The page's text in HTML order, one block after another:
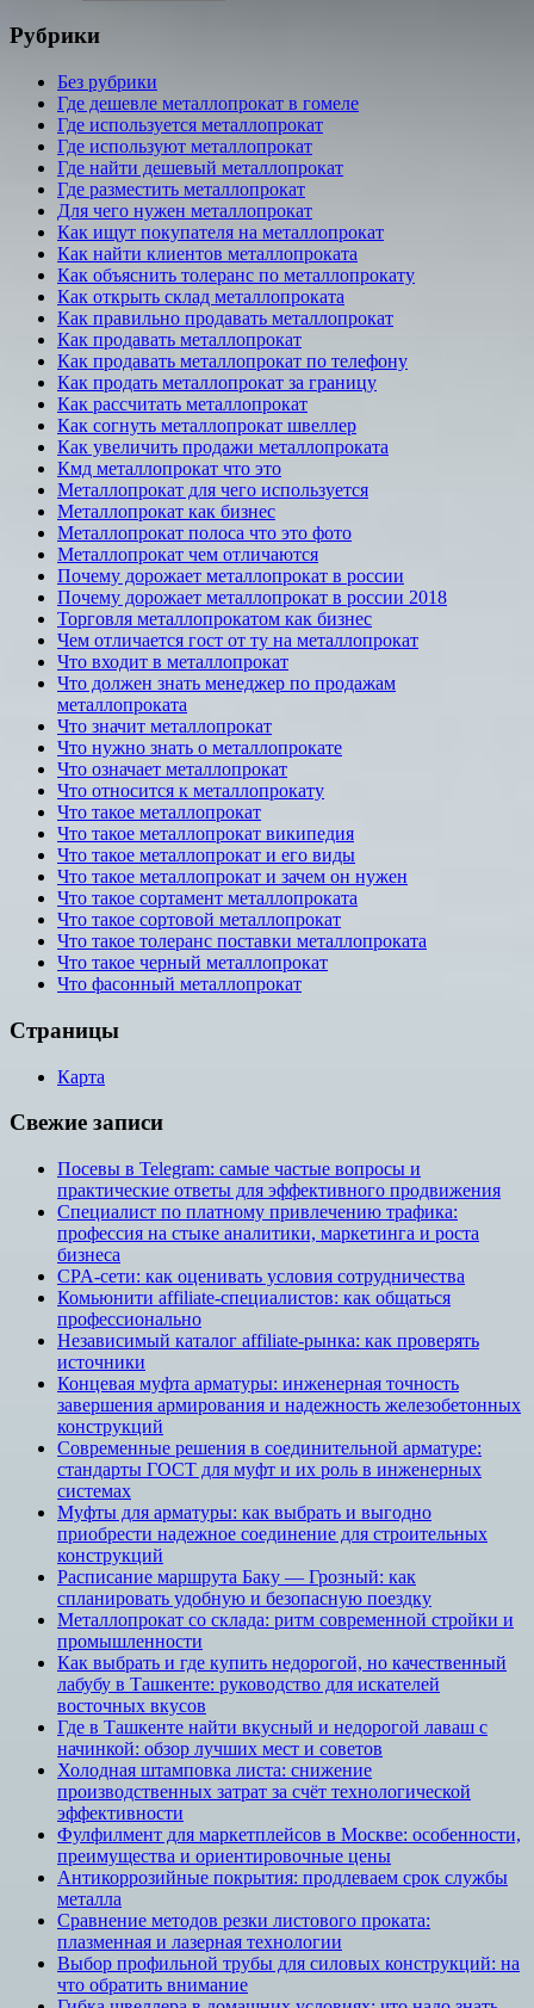
Рубрики
Без рубрики
Где дешевле металлопрокат в гомеле
Где используется металлопрокат
Где используют металлопрокат
Где найти дешевый металлопрокат
Где разместить металлопрокат
Для чего нужен металлопрокат
Как ищут покупателя на металлопрокат
Как найти клиентов металлопроката
Как объяснить толеранс по металлопрокату
Как открыть склад металлопроката
Как правильно продавать металлопрокат
Как продавать металлопрокат
Как продавать металлопрокат по телефону
Как продать металлопрокат за границу
Как рассчитать металлопрокат
Как согнуть металлопрокат швеллер
Как увеличить продажи металлопроката
Кмд металлопрокат что это
Металлопрокат для чего используется
Металлопрокат как бизнес
Металлопрокат полоса что это фото
Металлопрокат чем отличаются
Почему дорожает металлопрокат в россии
Почему дорожает металлопрокат в россии 2018
Торговля металлопрокатом как бизнес
Чем отличается гост от ту на металлопрокат
Что входит в металлопрокат
Что должен знать менеджер по продажам
металлопроката
Что значит металлопрокат
Что нужно знать о металлопрокате
Что означает металлопрокат
Что относится к металлопрокату
Что такое металлопрокат
Что такое металлопрокат википедия
Что такое металлопрокат и его виды
Что такое металлопрокат и зачем он нужен
Что такое сортамент металлопроката
Что такое сортовой металлопрокат
Что такое толеранс поставки металлопроката
Что такое черный металлопрокат
Что фасонный металлопрокат
Страницы
Карта
Свежие записи
Посевы в Telegram: самые частые вопросы и
практические ответы для эффективного продвижения
Специалист по платному привлечению трафика:
профессия на стыке аналитики, маркетинга и роста
бизнеса
CPA-сети: как оценивать условия сотрудничества
Комьюнити affiliate-специалистов: как общаться
профессионально
Независимый каталог affiliate-рынка: как проверять
источники
Концевая муфта арматуры: инженерная точность
завершения армирования и надежность железобетонных
конструкций
Современные решения в соединительной арматуре:
стандарты ГОСТ для муфт и их роль в инженерных
системах
Муфты для арматуры: как выбрать и выгодно
приобрести надежное соединение для строительных
конструкций
Расписание маршрута Баку — Грозный: как
спланировать удобную и безопасную поездку
Металлопрокат со склада: ритм современной стройки и
промышленности
Как выбрать и где купить недорогой, но качественный
лабубу в Ташкенте: руководство для искателей
восточных вкусов
Где в Ташкенте найти вкусный и недорогой лаваш с
начинкой: обзор лучших мест и советов
Холодная штамповка листа: снижение
производственных затрат за счёт технологической
эффективности
Фулфилмент для маркетплейсов в Москве: особенности,
преимущества и ориентировочные цены
Антикоррозийные покрытия: продлеваем срок службы
металла
Сравнение методов резки листового проката:
плазменная и лазерная технологии
Выбор профильной трубы для силовых конструкций: на
что обратить внимание